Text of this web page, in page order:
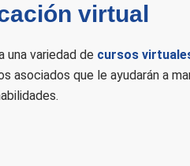
virtual
una variedad de cursos
asociados que le ayudarán a